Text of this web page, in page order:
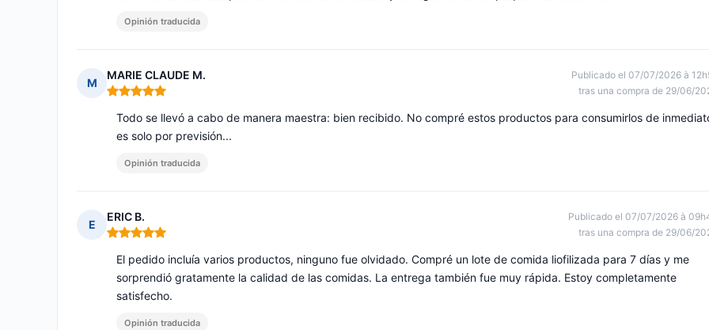
Opinión traducida
M
MARIE CLAUDE M.
Nota: 5 de 5
Publicado el 07/07/2026 à
tras una compra de 29/06/
Todo se llevó a cabo de manera maestra: bien recibido. No compré estos productos para consumirlos de
es solo por previsión...
Opinión traducida
E
ERIC B.
Nota: 5 de 5
Publicado el 07/07/2026 à
tras una compra de 29/06/
El pedido incluía varios productos, ninguno fue olvidado. Compré un lote de comida liofilizada para 7 días y me
sorprendió gratamente la calidad de las comidas. La entrega también fue muy rápida. Estoy completamente
satisfecho.
Opinión traducida